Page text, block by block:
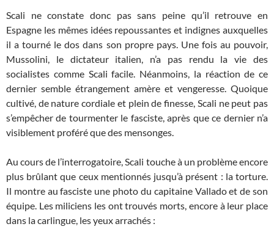
Scali ne constate donc pas sans peine qu’il retrouve en
Espagne les mêmes idées repoussantes et indignes auxquelles
il a tourné le dos dans son propre pays. Une fois au pouvoir,
Mussolini, le dictateur italien, n’a pas rendu la vie des
socialistes comme Scali facile. Néanmoins, la réaction de ce
dernier semble étrangement amère et vengeresse. Quoique
cultivé, de nature cordiale et plein de finesse, Scali ne peut pas
s’empêcher de tourmenter le fasciste, après que ce dernier n’a
visiblement proféré que des mensonges.
Au cours de l’interrogatoire, Scali touche à un problème encore
plus brûlant que ceux mentionnés jusqu’à présent : la torture.
Il montre au fasciste une photo du capitaine Vallado et de son
équipe. Les miliciens les ont trouvés morts, encore à leur place
dans la carlingue, les yeux arrachés :